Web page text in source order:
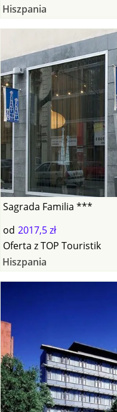
Hiszpania
Sagrada Familia ***
od 2017,5 zł
Oferta zTOP Touristik
Hiszpania